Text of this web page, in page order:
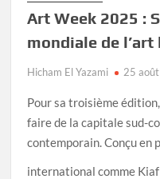
Art Week 2025 :
mondiale de
Hicham El Yazami 25
Pour sa troisième
faire de la capitale sud-
contemporain. Conçu en
international comme